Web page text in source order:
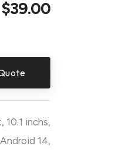
$39.00
, 10.1 inchs,
Android 14,